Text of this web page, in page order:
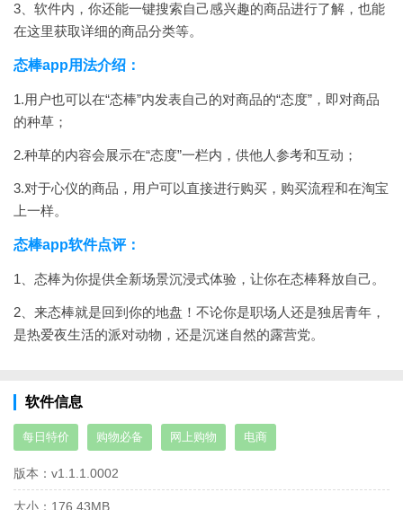
3、 软件内，你还能一键搜索自己感兴趣的商品进行了解，也能
在这里获取详细的商品分类等。
态棒app用法介绍：
1.用户也可以在“态棒”内发表自己的对商品的“态度”，即对商品
的种草；
2.种草的内容会展示在“态度”一栏内，供他人参考和互动；
3.对于心仪的商品，用户可以直接进行购买，购买流程和在淘宝
上一样。
态棒app软件点评：
1、态棒为你提供全新场景沉浸式体验，让你在态棒释放自己。
2、 来态棒就是回到你的地盘！不论你是职场人还是独居青年，
是热爱夜生活的派对动物，还是沉迷自然的露营党。
软件信息
每日特价 购物必备 网上购物 电商
版本： v1.1.1.0002
大小： 176.43MB